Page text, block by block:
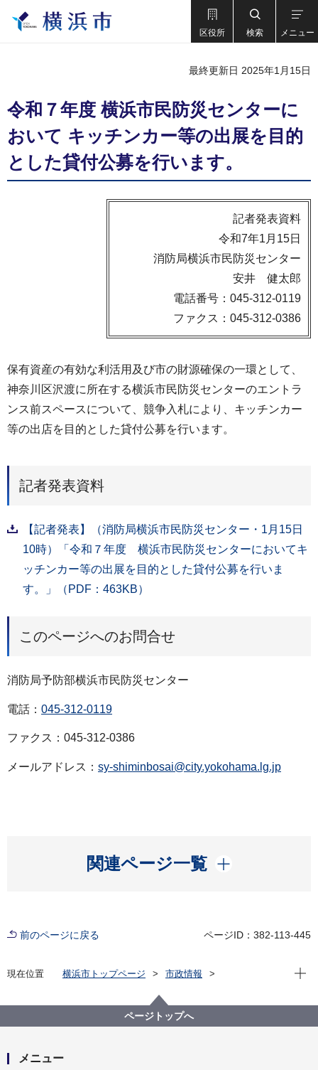
区役所 検索 メニュー
最終更新日 2025年1月15日
令和７年度 横浜市民防災センターに
おいて キッチンカー等の出展を目的
とした貸付公募を行います。
記者発表資料
令和7年1月15日
消防局横浜市民防災センター
安井 健太郎
電話番号：045-312-0119
ファクス：045-312-0386
保有資産の有効な利活用及び市の財源確保の一環として、
神奈川区沢渡に所在する横浜市民防災センターのエントラ
ンス前スペースについて、競争入札により、キッチンカー
等の出店を目的とした貸付公募を行います。
記者発表資料
【記者発表】（消防局横浜市民防災センター・1月15日
10時）「令和７年度 横浜市民防災センターにおいてキ
ッチンカー等の出展を目的とした貸付公募を行いま
す。」（PDF：463KB）
このページへのお問合せ
消防局予防部横浜市民防災センター
電話： 045-312-0119
ファクス：045-312-0386
メールアドレス： sy-shiminbosai@city.yokohama.lg.jp
関連ページ一覧
開く
前のページに戻る ページID：382-113-445
現在位置 横浜市トップページ
市政情報
令和７年度 横浜市民防災センターにおいて キッチンカ
ー等の出展を目的とした貸付公募を行います。
現在
ページトップへ
メニュー